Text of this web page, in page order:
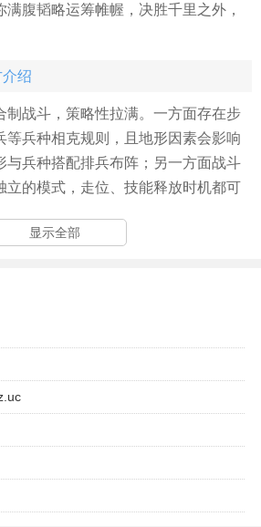
满腹韬略运筹帷幄，决胜千里之外，
绍
制战斗，策略性拉满。一方面存在步
等兵种相克规则，且地形因素会影响
与兵种搭配排兵布阵；另一方面战斗
立的模式，走位、技能释放时机都可
显示全部